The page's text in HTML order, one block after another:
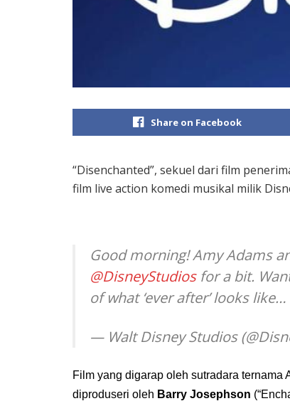
Share on Facebook
“Disenchanted”, sekuel dari film
film live action komedi musikal milik
Good morning! Amy Adams
@DisneyStudiosfor a bit.
of what ‘ever after’ looks like…
— Walt Disney Studios
Film yang digarap oleh sutradara ternama
diproduseri oleh Barry Josephson